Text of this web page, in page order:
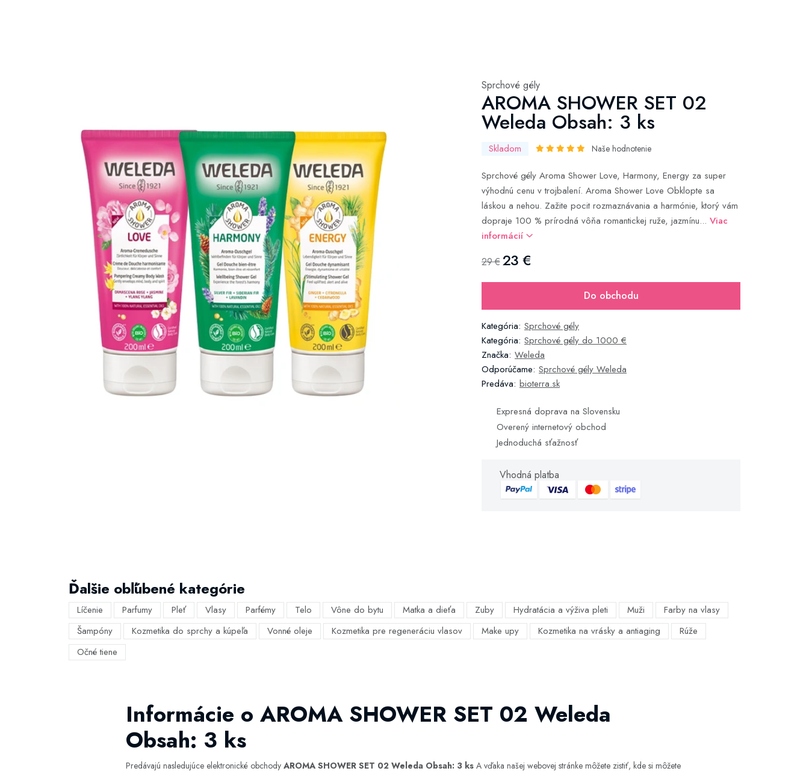
Sprchové gély
AROMA SHOWER SET 02
Weleda Obsah: 3 ks
Skladom Naše hodnotenie
Sprchové gély Aroma Shower Love, Harmony, Energy za super
výhodnú cenu v trojbalení. Aroma Shower Love Obklopte sa
láskou a nehou. Zažite pocit rozmaznávania a harmónie, ktorý vám
dopraje 100 % prírodná vôňa romantickej ruže, jazmínu... Viac
informácií
29 €23 €
Do obchodu
Kategória: Sprchové gély
Kategória: Sprchové gély do 1000 €
Značka: Weleda
Odporúčame: Sprchové gély Weleda
Predáva: bioterra.sk
Expresná doprava na Slovensku
Overený internetový obchod
Jednoduchá sťažnosť
Vhodná platba
Ďalšie obľúbené kategórie
Líčenie Parfumy Pleť Vlasy Parfémy Telo Vône do bytu Matka a dieťa Zuby Hydratácia a výživa pleti Muži
Farby na vlasy
Šampóny
Kozmetika do sprchy a kúpeľa Vonné oleje Kozmetika pre regeneráciu vlasov Make upy Kozmetika na vrásky a antiaging
Rúže
Očné tiene
Informácie o AROMA SHOWER SET 02 Weleda
Obsah: 3 ks
Predávajú nasledujúce elektronické obchody AROMA SHOWER SET 02 Weleda Obsah: 3 ks A vďaka našej webovej stránke môžete zistiť, kde si môžete